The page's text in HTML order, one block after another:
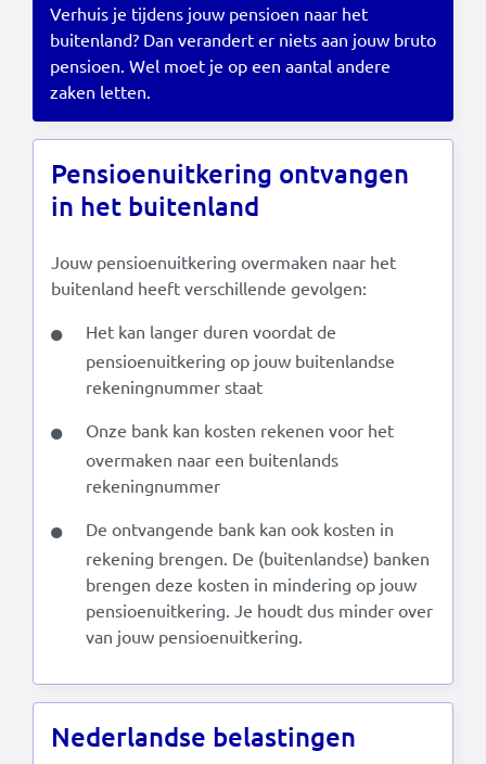
Read this in:English
Verhuis je tijdens jouw pensioen naar het
buitenland? Dan verandert er niets aan jouw bruto
pensioen. Wel moet je op een aantal andere
zaken letten.
Pensioenuitkering ontvangen
in het buitenland
Jouw pensioenuitkering overmaken naar het
buitenland heeft verschillende gevolgen:
Het kan langer duren voordat de
pensioenuitkering op jouw buitenlandse
rekeningnummer staat
Onze bank kan kosten rekenen voor het
overmaken naar een buitenlands
rekeningnummer
De ontvangende bank kan ook kosten in
rekening brengen. De (buitenlandse) banken
brengen deze kosten in mindering op jouw
pensioenuitkering. Je houdt dus minder over
van jouw pensioenuitkering.
Nederlandse belastingen